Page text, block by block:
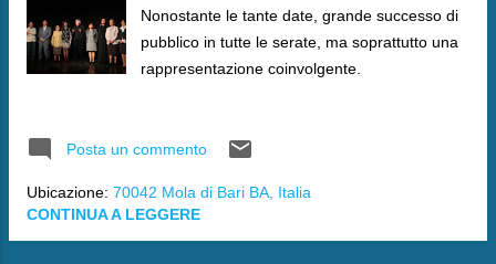
Nonostante le tante date, grande successo di
pubblico in tutte le serate, ma soprattutto una
rappresentazione coinvolgente.
Posta un commento
Ubicazione: 70042 Mola di Bari BA, Italia
CONTINUA A LEGGERE